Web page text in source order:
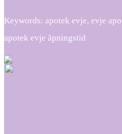
Keywords: apotek evje, evje
apotek evje åpningstid